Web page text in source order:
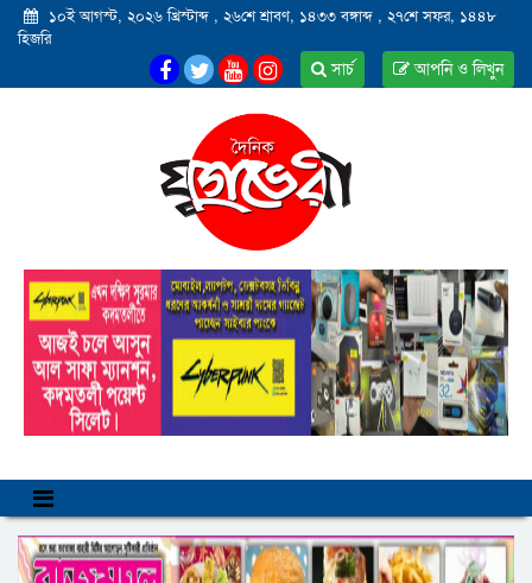
১০ই আগস্ট, ২০২৬ খ্রিস্টাব্দ , ২৬শে শ্রাবণ, ১৪৩৩ বঙ্গাব্দ , ২৭শে সফর, ১৪৪৮
হিজরি
আপনি ও লিখুন
সার্চ